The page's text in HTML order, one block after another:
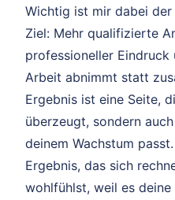
Wichtig ist mir dabei
Ziel: Mehr qualifizierte
professioneller
Arbeit abnimmt statt
Ergebnis ist eine Seite,
überzeugt, sondern
deinem Wachstum
Ergebnis, das sich
wohlfühlst, weil es